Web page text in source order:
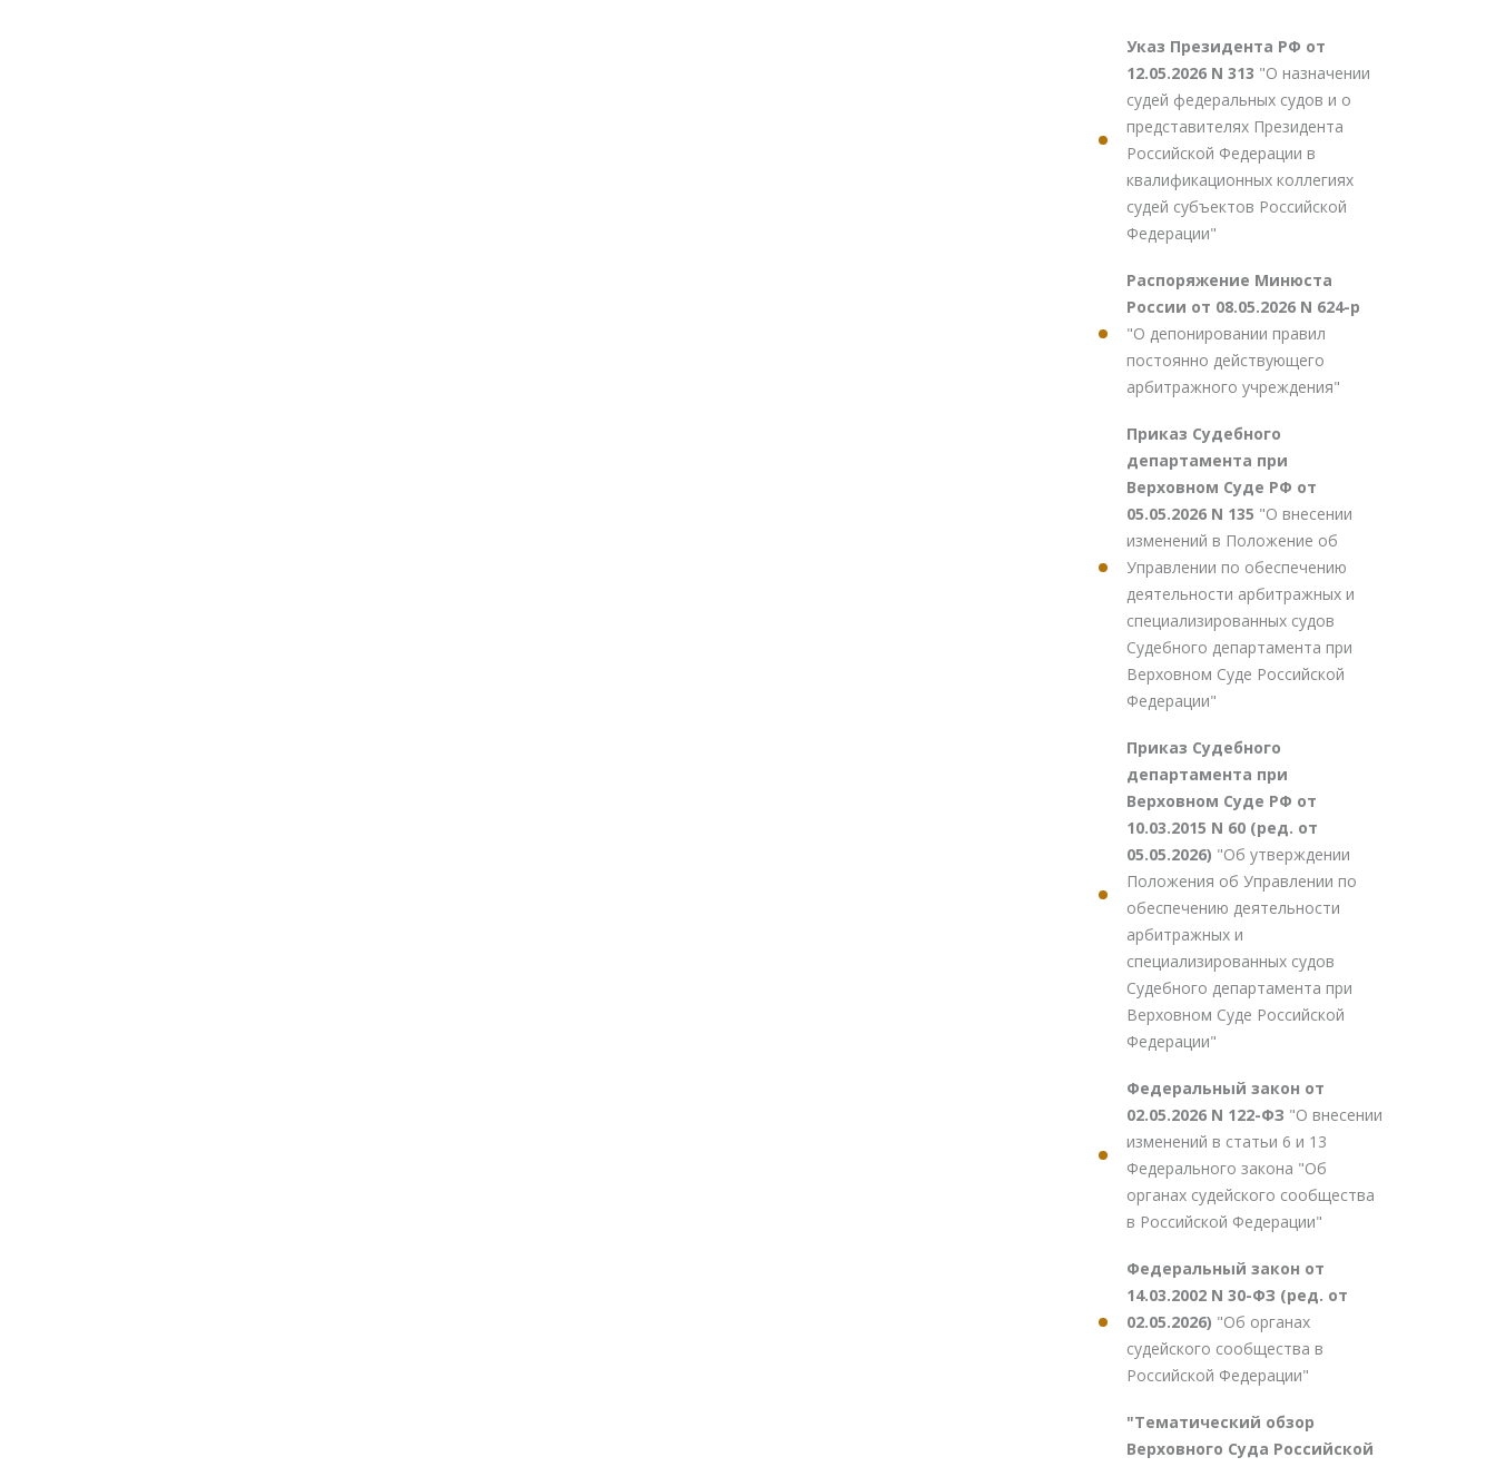
Указ Президента РФ от
12.05.2026 N 313 "О назначении
судей федеральных судов и о
представителях Президента
Российской Федерации в
квалификационных коллегиях
судей субъектов Российской
Федерации"
Распоряжение Минюста
России от 08.05.2026 N 624-р
"О депонировании правил
постоянно действующего
арбитражного учреждения"
Приказ Судебного
департамента при
Верховном Суде РФ от
05.05.2026 N 135 "О внесении
изменений в Положение об
Управлении по обеспечению
деятельности арбитражных и
специализированных судов
Судебного департамента при
Верховном Суде Российской
Федерации"
Приказ Судебного
департамента при
Верховном Суде РФ от
10.03.2015 N 60 (ред. от
05.05.2026) "Об утверждении
Положения об Управлении по
обеспечению деятельности
арбитражных и
специализированных судов
Судебного департамента при
Верховном Суде Российской
Федерации"
Федеральный закон от
02.05.2026 N 122-ФЗ "О внесении
изменений в статьи 6 и 13
Федерального закона "Об
органах судейского сообщества
в Российской Федерации"
Федеральный закон от
14.03.2002 N 30-ФЗ (ред. от
02.05.2026) "Об органах
судейского сообщества в
Российской Федерации"
"Тематический обзор
Верховного Суда Российской